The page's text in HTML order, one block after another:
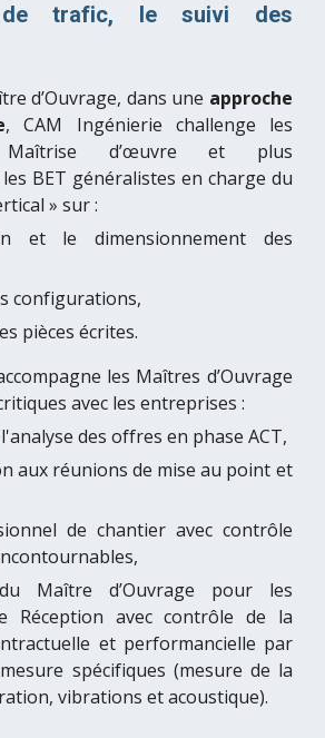
de trafic, le suivi des
d’Ouvrage, dans une approche
, CAM Ingénierie challenge les
d’œuvre et plus
BET généralistes en charge du
» sur :
et le dimensionnement des
configurations,
pièces écrites.
les Maîtres d’Ouvrage
avec les entreprises :
des offres en phase ACT,
aux réunions de mise au point et
de chantier avec contrôle
Maître d’Ouvrage pour les
Réception avec contrôle de la
et performancielle par
spécifiques (mesure de la
vibrations et acoustique).